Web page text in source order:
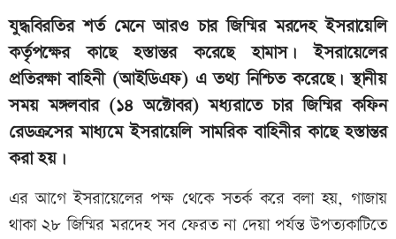
যুদ্ধবিরতির শর্ত মেনে আরও চার জিম্মির মরদেহ ইসরায়েলি
কর্তৃপক্ষের কাছে হস্তান্তর করেছে হামাস। ইসরায়েলের
প্রতিরক্ষা বাহিনী (আইডিএফ) এ তথ্য নিশ্চিত করেছে। স্থানীয়
সময় মঙ্গলবার (১৪ অক্টোবর) মধ্যরাতে চার জিম্মির কফিন
রেডক্রসের মাধ্যমে ইসরায়েলি সামরিক বাহিনীর কাছে হস্তান্তর
করা হয়।
এর আগে ইসরায়েলের পক্ষ থেকে সতর্ক করে বলা হয়, গাজায়
থাকা ২৮ জিম্মির মরদেহ সব ফেরত না দেয়া পর্যন্ত উপত্যকাটিতে